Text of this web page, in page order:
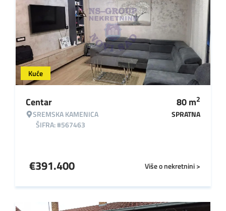
Kuće
Centar
SREMSKA KAMENICA
ŠIFRA: #567463
80m2
SPRATNA
Više o nekretnini >
€391.400